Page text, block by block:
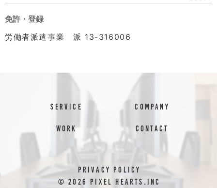
免許・登録
労働者派遣事業 派 13-316006
SERVICE COMPANY
WORK CONTACT
PRIVACY POLICY
©︎2026 PIXEL HEARTS.inc